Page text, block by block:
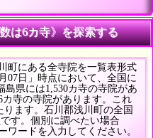
は6カ寺》を探索する
町にある全寺院を一覧表形式
07日」時点において、全国に
島県には1,530カ寺の寺院があ
寺の寺院があります。これ
ます。石川郡浅川町の全国
す。個別に調べたい場合
ワードを入力してください。